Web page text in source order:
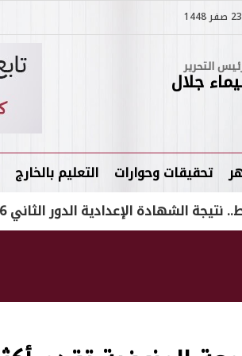
التحرير
جلال
تحقيقات وحوارات التعليم بالخارج
الدور الثاني 2026 في المحافظات